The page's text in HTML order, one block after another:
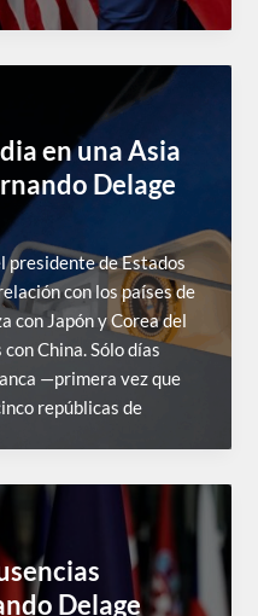
en una Asia
Delage
presidente de Estados
con los países de
con Japón y Corea del
China. Sólo días
—primera vez que
repúblicas de
Delage